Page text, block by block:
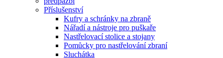
Příslušenství
Kufry a schránky na zbraně
Nářadí a nástroje pro puškaře
Nastřelovací stolice a stojany
Pomůcky pro nastřelování zbraní
Sluchátka